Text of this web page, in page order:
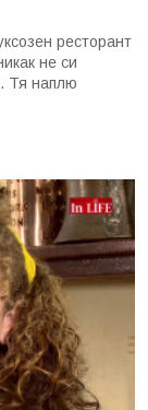
ресторант
не си
Тя наплю